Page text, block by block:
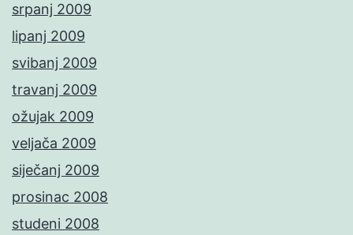
srpanj 2009
lipanj 2009
svibanj 2009
travanj 2009
ožujak 2009
veljača 2009
siječanj 2009
prosinac 2008
studeni 2008